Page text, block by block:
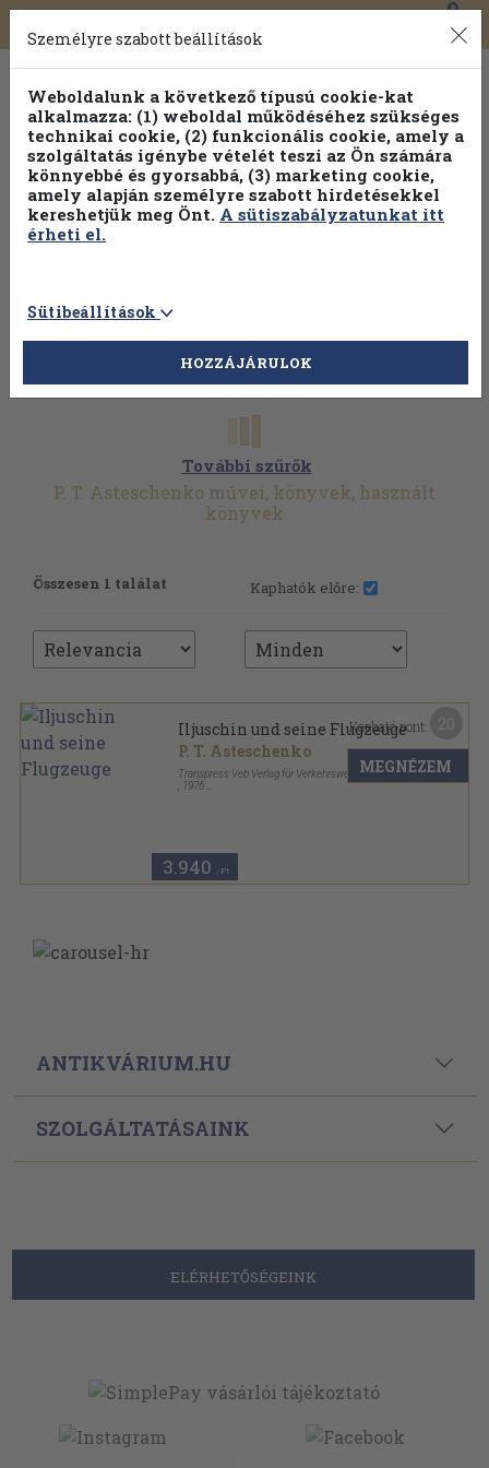
Toggle
navigation
0
További szűrők
P. T. Asteschenko művei, könyvek, használt
könyvek
Összesen 1 találat Kaphatók előre:
Iljuschin und seine Flugzeuge
P. T. Asteschenko
Transpress Veb Verlag für Verkehrswesen
1976
3.940 ,-Ft
Kapható pont:
MEGNÉZEM
ANTIKVÁRIUM.HU
SZOLGÁLTATÁSAINK
ELÉRHETŐSÉGEINK
Személyre szabott beállítások
Weboldalunk a következő típusú cookie-kat
alkalmazza: (1) weboldal működéséhez szükséges
technikai cookie, (2) funkcionális cookie, amely a
szolgáltatás igénybe vételét teszi az Ön számára
könnyebbé és gyorsabbá, (3) marketing cookie,
amely alapján személyre szabott hirdetésekkel
kereshetjük meg Önt. A sütiszabályzatunkat itt
érheti el.
Sütibeállítások
HOZZÁJÁRULOK